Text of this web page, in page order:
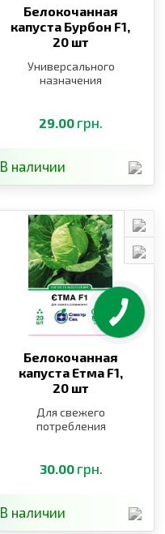
Белокочанная
капуста Бурбон F1,
20 шт
Универсального
назначения
29.00 грн.
В наличии
Белокочанная
капуста Етма F1,
20 шт
Для свежего
потребления
30.00 грн.
В наличии